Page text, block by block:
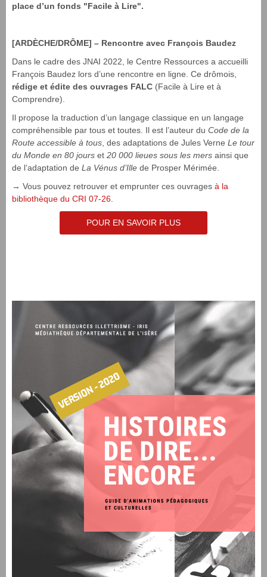
place d’un fonds "Facile à Lire".
[ARDÈCHE/DRÔME] – Rencontre avec François Baudez
Dans le cadre des JNAI 2022, le Centre Ressources a accueilli
François Baudez lors d’une rencontre en ligne. Ce drômois,
rédige et édite des ouvrages FALC (Facile à Lire et à
Comprendre).
Il propose la traduction d’un langage classique en un langage
compréhensible par tous et toutes. Il est l’auteur du Code de la
Route accessible à tous , des adaptations de Jules Verne Le tour
du Monde en 80 jours et 20 000 lieues sous les mers ainsi que
de l’adaptation de La Vénus d’Ille de Prosper Mérimée.
→ Vous pouvez retrouver et emprunter ces ouvrages à la
bibliothèque du CRI 07-26.
POUR EN SAVOIR PLUS